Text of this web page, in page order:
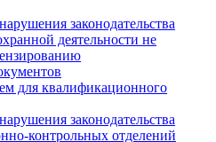
законодательства
деятельности не
для квалификационного
законодательства
контрольных отделений